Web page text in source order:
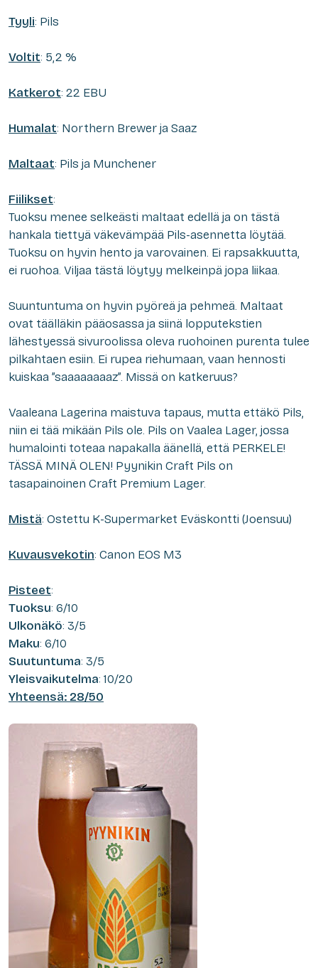
Tyyli: Pils
Voltit: 5,2 %
Katkerot: 22 EBU
Humalat: Northern Brewer ja Saaz
Maltaat: Pils ja Munchener
Fiilikset:
Tuoksu menee selkeästi maltaat edellä ja on tästä
hankala tiettyä väkevämpää Pils-asennetta löytää.
Tuoksu on hyvin hento ja varovainen. Ei rapsakkuutta,
ei ruohoa. Viljaa tästä löytyy melkeinpä jopa liikaa.
Suuntuntuma on hyvin pyöreä ja pehmeä. Maltaat
ovat täälläkin pääosassa ja siinä lopputekstien
lähestyessä sivuroolissa oleva ruohoinen purenta tulee
pilkahtaen esiin. Ei rupea riehumaan, vaan hennosti
kuiskaa ”saaaaaaaaz”. Missä on katkeruus?
Vaaleana Lagerina maistuva tapaus, mutta ettäkö Pils,
niin ei tää mikään Pils ole. Pils on Vaalea Lager, jossa
humalointi toteaa napakalla äänellä, että PERKELE!
TÄSSÄ MINÄ OLEN! Pyynikin Craft Pils on
tasapainoinen Craft Premium Lager.
Mistä: Ostettu K-Supermarket Eväskontti (Joensuu)
Kuvausvekotin: Canon EOS M3
Pisteet:
Tuoksu: 6/10
Ulkonäkö: 3/5
Maku: 6/10
Suutuntuma: 3/5
Yleisvaikutelma: 10/20
Yhteensä: 28/50